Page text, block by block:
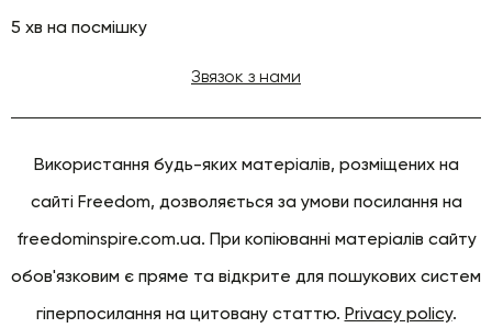
5 хв на посмішку
Звязок з нами
Використання будь-яких матеріалів, розміщених на
сайті Freedom, дозволяється за умови посилання на
freedominspire.com.ua. При копіюванні матеріалів сайту
обов'язковим є пряме та відкрите для пошукових систем
гіперпосилання на цитовану статтю. Privacy policy.